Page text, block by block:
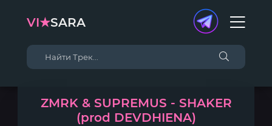
VI★SARA
ZMRK & SUPREMUS - SHAKER
(prod DEVDHIENA)